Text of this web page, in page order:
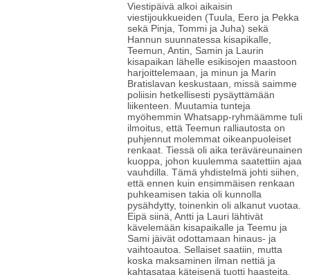
Viestipäivä alkoi aikaisin
viestijoukkueiden (Tuula, Eero ja Pekka
sekä Pinja, Tommi ja Juha) sekä
Hannun suunnatessa kisapikalle,
Teemun, Antin, Samin ja Laurin
kisapaikan lähelle esikisojen maastoon
harjoittelemaan, ja minun ja Marin
Bratislavan keskustaan, missä saimme
poliisin hetkellisesti pysäyttämään
liikenteen. Muutamia tunteja
myöhemmin Whatsapp-ryhmäämme tuli
ilmoitus, että Teemun ralliautosta on
puhjennut molemmat oikeanpuoleiset
renkaat. Tiessä oli aika teräväreunainen
kuoppa, johon kuulemma saatettiin ajaa
vauhdilla. Tämä yhdistelmä johti siihen,
että ennen kuin ensimmäisen renkaan
puhkeamisen takia oli kunnolla
pysähdytty, toinenkin oli alkanut vuotaa.
Eipä siinä, Antti ja Lauri lähtivät
kävelemään kisapaikalle ja Teemu ja
Sami jäivät odottamaan hinaus- ja
vaihtoautoa. Sellaiset saatiin, mutta
koska maksaminen ilman nettiä ja
kahtasataa käteisenä tuotti haasteita,